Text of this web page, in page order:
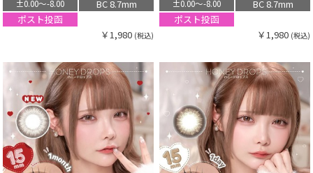
±0.00〜-8.00
BC 8.7mm
ポスト投函
￥1,980 (税込)
±0.00〜-8.00
BC 8.7mm
ポスト投函
￥1,980 (税込)